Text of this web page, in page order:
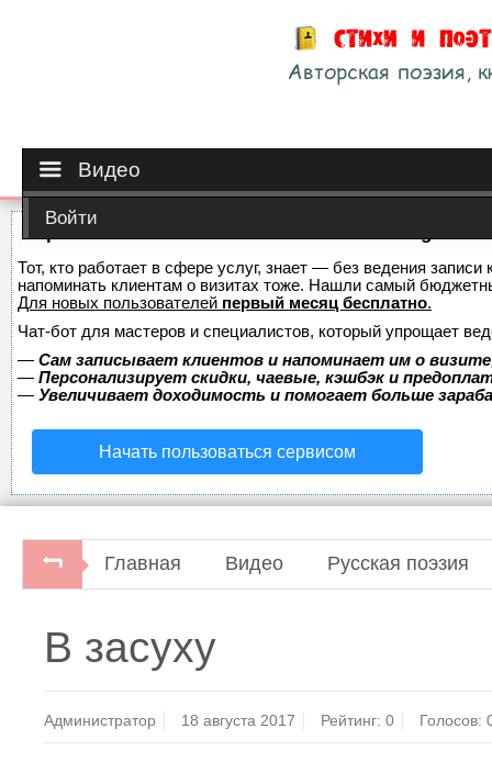
Видео
Войти
Тот, кто работает в сфере услуг, знает — без ведения
напоминать клиентам о визитах тоже. Нашли самый
Для новых пользователей первый месяц бесплатно.
Чат-бот для мастеров и специалистов, который упрощает
— Сам записывает клиентов и напоминает им о
— Персонализирует скидки, чаевые, кэшбэк и
— Увеличивает доходимость и помогает больше
Начать пользоваться сервисом
Главная Видео Русская поэзия
В засуху
Администратор 18 августа 2017 Рейтинг:0 Голосов: